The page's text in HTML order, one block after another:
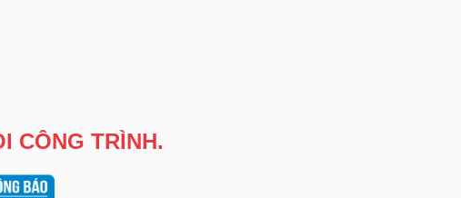
CÔNG TRÌNH.